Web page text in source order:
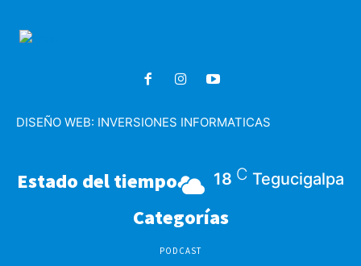
DISEÑO WEB: INVERSIONES INFORMATICAS
Estado del tiempo 18 C Tegucigalpa
Categorías
PODCAST